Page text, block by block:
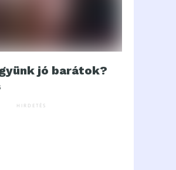
jó barátok?
HIRDETÉS